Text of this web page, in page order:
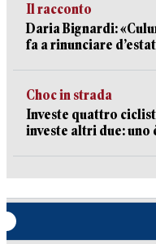
Il racconto
Daria Bignardi:
fa a rinunciare
Choc in strada
Investe quattro
investe altri due: uno